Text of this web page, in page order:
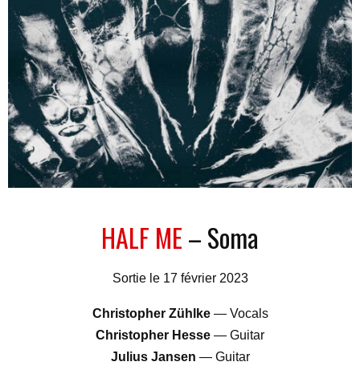
HALF ME– Soma
Sortie le 17 février 2023
Christopher Zühlke— Vocals
Christopher Hesse — Guitar
Julius Jansen — Guitar